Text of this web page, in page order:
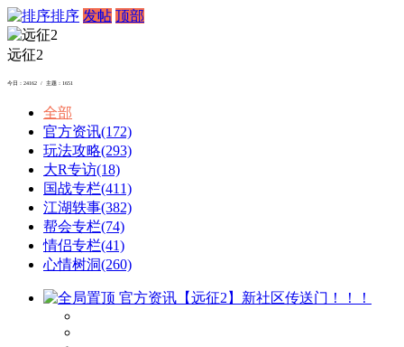
排序 发帖 顶部
远征2
今日：24162 / 主题：1651
全部
官方资讯(172)
玩法攻略(293)
大R专访(18)
国战专栏(411)
江湖轶事(382)
帮会专栏(74)
情侣专栏(41)
心情树洞(260)
官方资讯 【远征2】新社区传送门！！！